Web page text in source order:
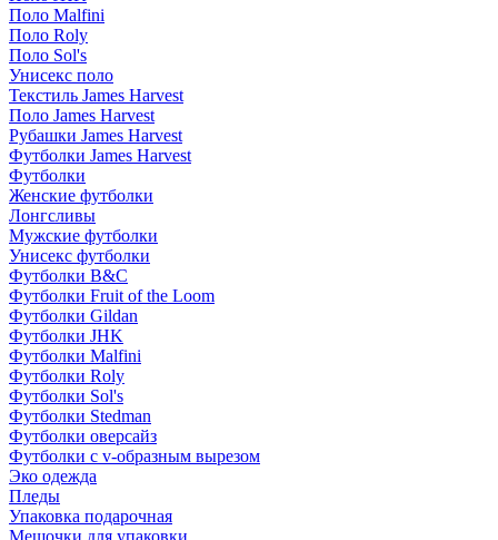
Поло Malfini
Поло Roly
Поло Sol's
Унисекс поло
Текстиль James Harvest
Поло James Harvest
Рубашки James Harvest
Футболки James Harvest
Футболки
Женские футболки
Лонгсливы
Мужские футболки
Унисекс футболки
Футболки B&C
Футболки Fruit of the Loom
Футболки Gildan
Футболки JHK
Футболки Malfini
Футболки Roly
Футболки Sol's
Футболки Stedman
Футболки оверсайз
Футболки с v-образным вырезом
Эко одежда
Пледы
Упаковка подарочная
Мешочки для упаковки